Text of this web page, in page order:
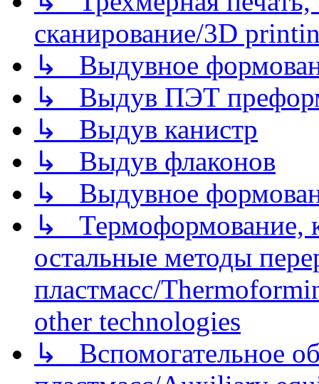
сканирование/3D
↳ Выдувное
↳ Выдув ПЭТ
↳ Выдув канистр
↳ Выдув флаконов
↳ Выдувное
↳ Термоформование,
остальные методы
пластмасс/
other technologies
↳ Вспомогательное